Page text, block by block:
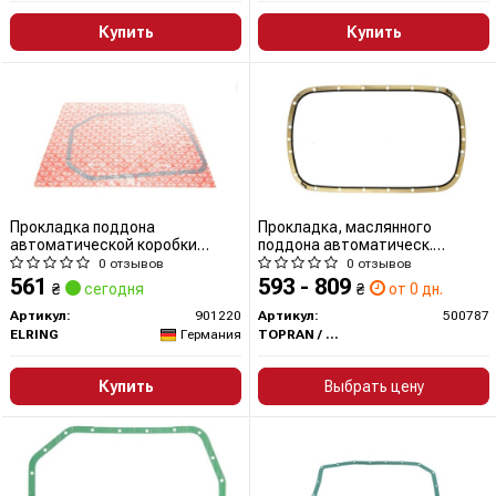
Купить Купить
Прокладка поддона
автоматической коробки
передач
0 отзывов
561 ₴ сегодня
Артикул:
901220
ELRING
Германия
Купить
Прокладка, маслянного
поддона автоматическ.
коробки передач
0 отзывов
593 - 809 ₴ от 0 дн.
Артикул:
500787
TOPRAN / HANS PRIES
Выбрать цену